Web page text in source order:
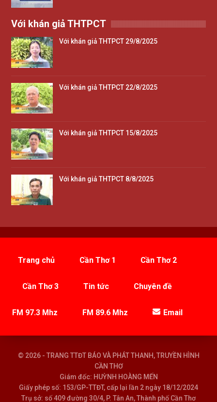
Với khán giả THTPCT
Với khán giả THTPCT 29/8/2025
Với khán giả THTPCT 22/8/2025
Với khán giả THTPCT 15/8/2025
Với khán giả THTPCT 8/8/2025
Trang chủ Cần Thơ 1 Cần Thơ 2
Cần Thơ 3 Tin tức Chuyên đề
FM 97.3 Mhz FM 89.6 Mhz Email
© 2026 - TRANG TTĐT BÁO VÀ PHÁT THANH, TRUYỀN HÌNH
CẦN THƠ
Giám đốc: HUỲNH HOÀNG MẾN
Giấy phép số: 153/GP-TTĐT, cấp lại lần 2 ngày 18/12/2024
Trụ sở: số 409 đường 30/4, P. Tân An, Thành phố Cần Thơ